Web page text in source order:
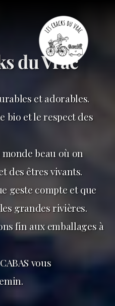
du Vrac
et adorables.
bio et le respect des
monde beau où on
des êtres vivants.
geste compte et que
grandes rivières.
fin aux emballages à
vous